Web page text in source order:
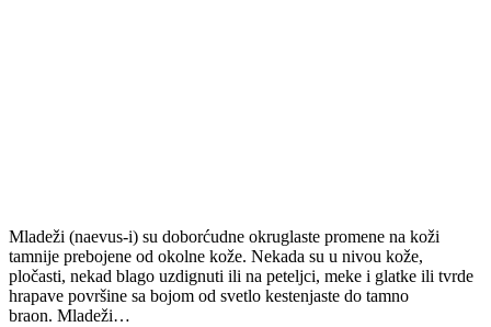
Mladeži (naevus-i) su doborćudne okruglaste promene na koži
tamnije prebojene od okolne kože. Nekada su u nivou kože,
pločasti, nekad blago uzdignuti ili na peteljci, meke i glatke ili tvrde
hrapave površine sa bojom od svetlo kestenjaste do tamno
braon. Mladeži…